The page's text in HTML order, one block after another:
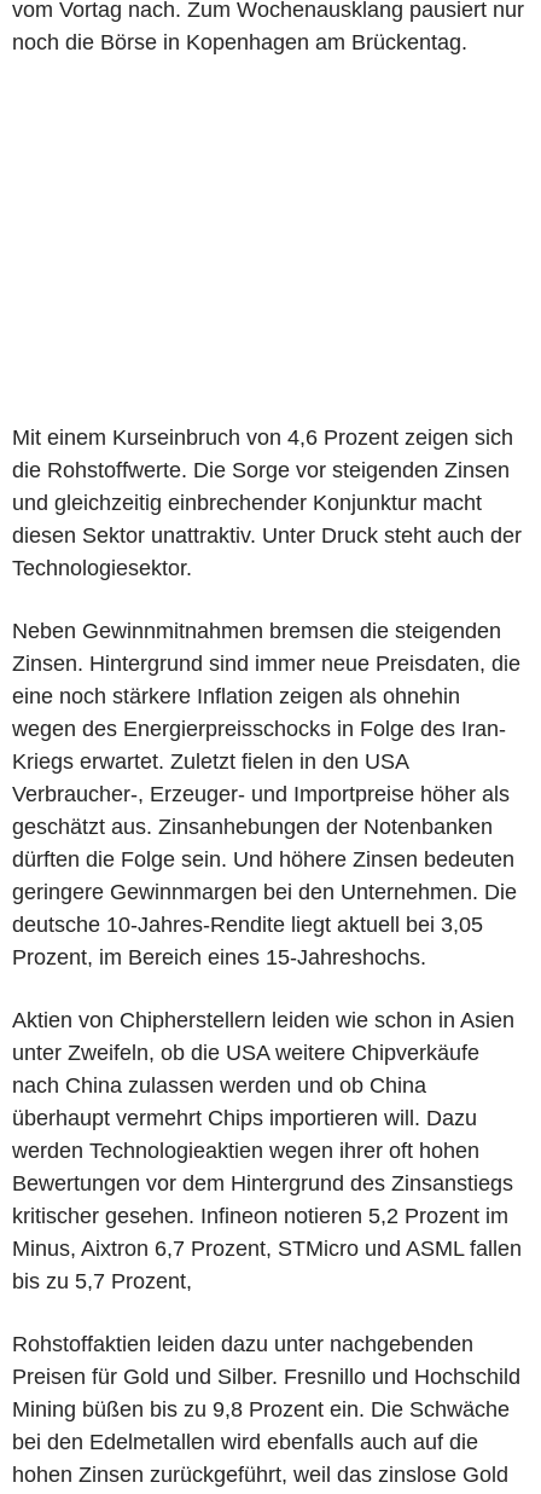
vom Vortag nach. Zum Wochenausklang pausiert nur
noch die Börse in Kopenhagen am Brückentag.
Mit einem Kurseinbruch von 4,6 Prozent zeigen sich
die Rohstoffwerte. Die Sorge vor steigenden Zinsen
und gleichzeitig einbrechender Konjunktur macht
diesen Sektor unattraktiv. Unter Druck steht auch der
Technologiesektor.
Neben Gewinnmitnahmen bremsen die steigenden
Zinsen. Hintergrund sind immer neue Preisdaten, die
eine noch stärkere Inflation zeigen als ohnehin
wegen des Energierpreisschocks in Folge des Iran-
Kriegs erwartet. Zuletzt fielen in den USA
Verbraucher-, Erzeuger- und Importpreise höher als
geschätzt aus. Zinsanhebungen der Notenbanken
dürften die Folge sein. Und höhere Zinsen bedeuten
geringere Gewinnmargen bei den Unternehmen. Die
deutsche 10-Jahres-Rendite liegt aktuell bei 3,05
Prozent, im Bereich eines 15-Jahreshochs.
Aktien von Chipherstellern leiden wie schon in Asien
unter Zweifeln, ob die USA weitere Chipverkäufe
nach China zulassen werden und ob China
überhaupt vermehrt Chips importieren will. Dazu
werden Technologieaktien wegen ihrer oft hohen
Bewertungen vor dem Hintergrund des Zinsanstiegs
kritischer gesehen. Infineon notieren 5,2 Prozent im
Minus, Aixtron 6,7 Prozent, STMicro und ASML fallen
bis zu 5,7 Prozent,
Rohstoffaktien leiden dazu unter nachgebenden
Preisen für Gold und Silber. Fresnillo und Hochschild
Mining büßen bis zu 9,8 Prozent ein. Die Schwäche
bei den Edelmetallen wird ebenfalls auch auf die
hohen Zinsen zurückgeführt, weil das zinslose Gold